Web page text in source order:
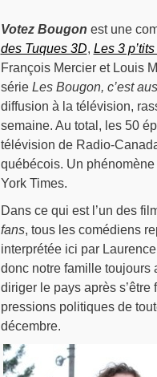
Votez Bougon est une
des Tuques 3D, Les 3
François Mercier et Louis
série Les Bougon, c’est
diffusion à la télévision,
semaine. Au total, les 50
télévision de Radio-
québécois. Un
York Times.
Dans ce qui est l’un des
fans, tous les comédiens
interprétée ici par
donc notre famille toujours
diriger le pays après
pressions politiques de
décembre.